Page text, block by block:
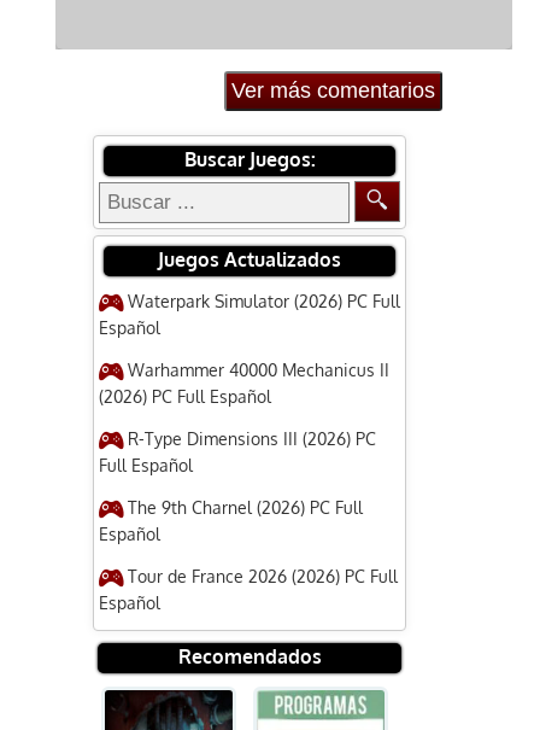
Ver más comentarios
Buscar Juegos:
Juegos Actualizados
Waterpark Simulator (2026) PC Full
Español
Warhammer 40000 Mechanicus II
(2026) PC Full Español
R-Type Dimensions III (2026) PC
Full Español
The 9th Charnel (2026) PC Full
Español
Tour de France 2026 (2026) PC Full
Español
Recomendados